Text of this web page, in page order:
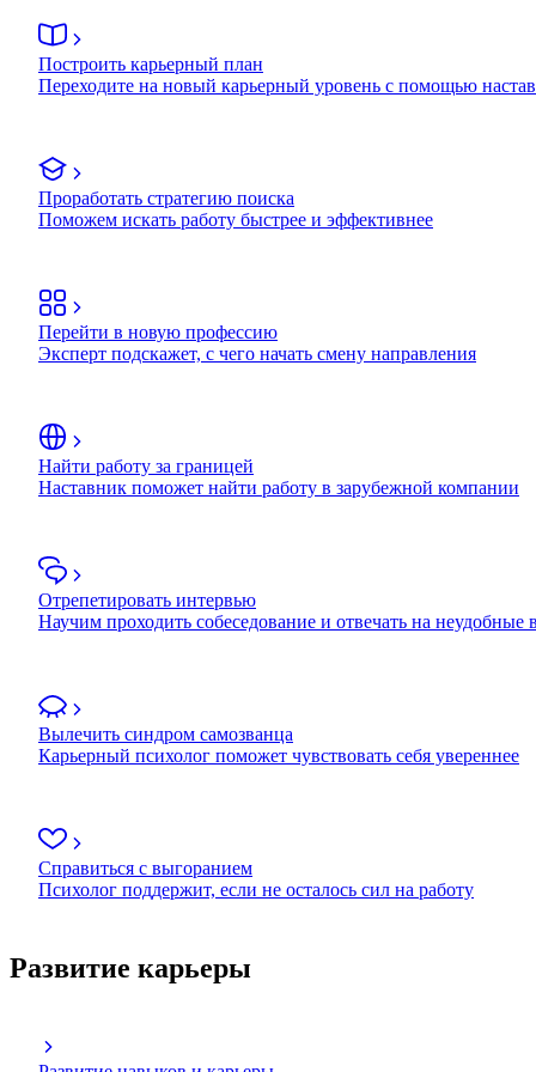
Построить карьерный план
Переходите на новый карьерный уровень с помощью
Проработать стратегию поиска
Поможем искать работу быстрее и эффективнее
Перейти в новую профессию
Эксперт подскажет, с чего начать смену направления
Найти работу за границей
Наставник поможет найти работу в зарубежной компании
Отрепетировать интервью
Научим проходить собеседование и отвечать на неудобные
Вылечить синдром самозванца
Карьерный психолог поможет чувствовать себя увереннее
Справиться с выгоранием
Психолог поддержит, если не осталось сил на работу
Развитие карьеры